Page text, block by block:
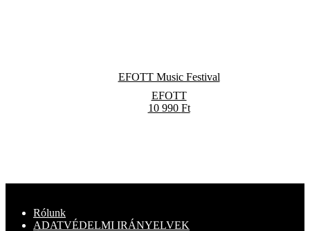
EFOTT Music Festival
EFOTT
10 990 Ft
Rólunk
ADATVÉDELMI IRÁNYELVEK